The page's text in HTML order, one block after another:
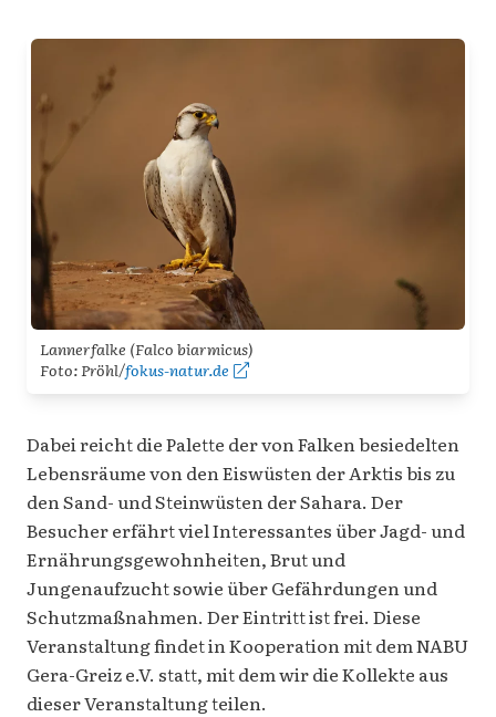
Lannerfalke (Falco biarmicus)
Foto: Pröhl/fokus-natur.de
Dabei reicht die Palette der von Falken besiedelten
Lebensräume von den Eiswüsten der Arktis bis zu
den Sand- und Steinwüsten der Sahara. Der
Besucher erfährt viel Interessantes über Jagd- und
Ernährungsgewohnheiten, Brut und
Jungenaufzucht sowie über Gefährdungen und
Schutzmaßnahmen. Der Eintritt ist frei. Diese
Veranstaltung findet in Kooperation mit dem NABU
Gera-Greiz e.V. statt, mit dem wir die Kollekte aus
dieser Veranstaltung teilen.